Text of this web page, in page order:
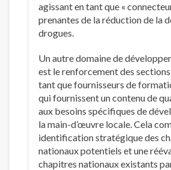
agissant en tant que «
prenantes de la réduction de la
drogues.
Un autre domaine de
est le renforcement des
tant que fournisseurs de
qui fournissent un contenu de
aux besoins spécifiques de
la main-d’œuvre locale. Cela
identification stratégique des
nationaux potentiels et une
chapitres nationaux existants